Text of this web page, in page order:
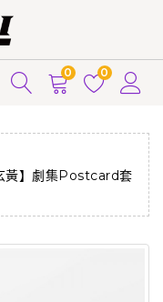
0 0
黃】劇集Postcard套